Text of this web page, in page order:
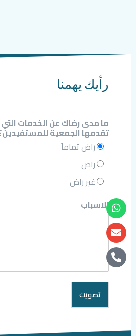
رأيك يهمنا
ما مدى رضاك عن الخدمات التي
تقدمها الجمعية
راض تماماً
راض
غير راض
الاسباب
تصويت